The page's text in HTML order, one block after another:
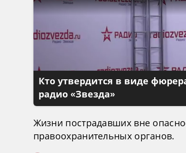
Кто утвердится в виде
радио «Звезда»
Жизни пострадавших вне
правоохранительных органов.